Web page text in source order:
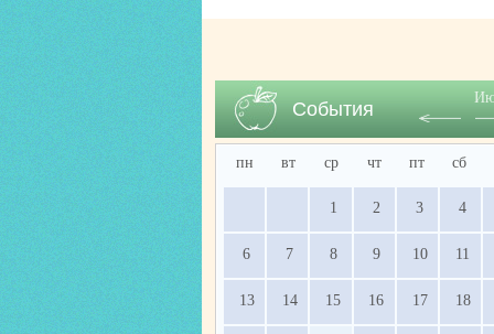
События
пн вт ср чт пт сб
1 2 3 4
6 7 8 9 10 11
13 14 15 16 17 18